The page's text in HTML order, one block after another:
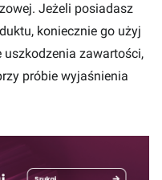
Jeżeli posiadasz
koniecznie go użyj
uszkodzenia zawartości,
próbie wyjaśnienia